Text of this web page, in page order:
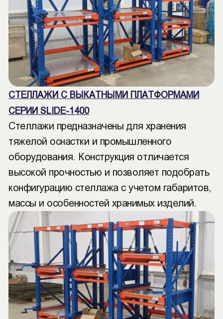
СТЕЛЛАЖИ С ВЫКАТНЫМИ ПЛАТФОРМАМИ
СЕРИИ SLIDE-1400
Стеллажи предназначены для хранения
тяжелой оснастки и промышленного
оборудования. Конструкция отличается
высокой прочностью и позволяет подобрать
конфигурацию стеллажа с учетом габаритов,
массы и особенностей хранимых изделий.